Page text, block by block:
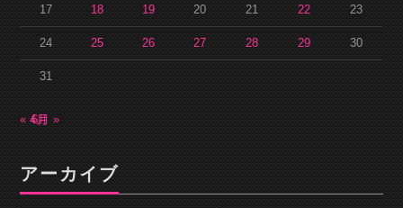
17 18 19 20 21 22 23
24 25 26 27 28 29 30
31
« 4月6月 »
アーカイブ